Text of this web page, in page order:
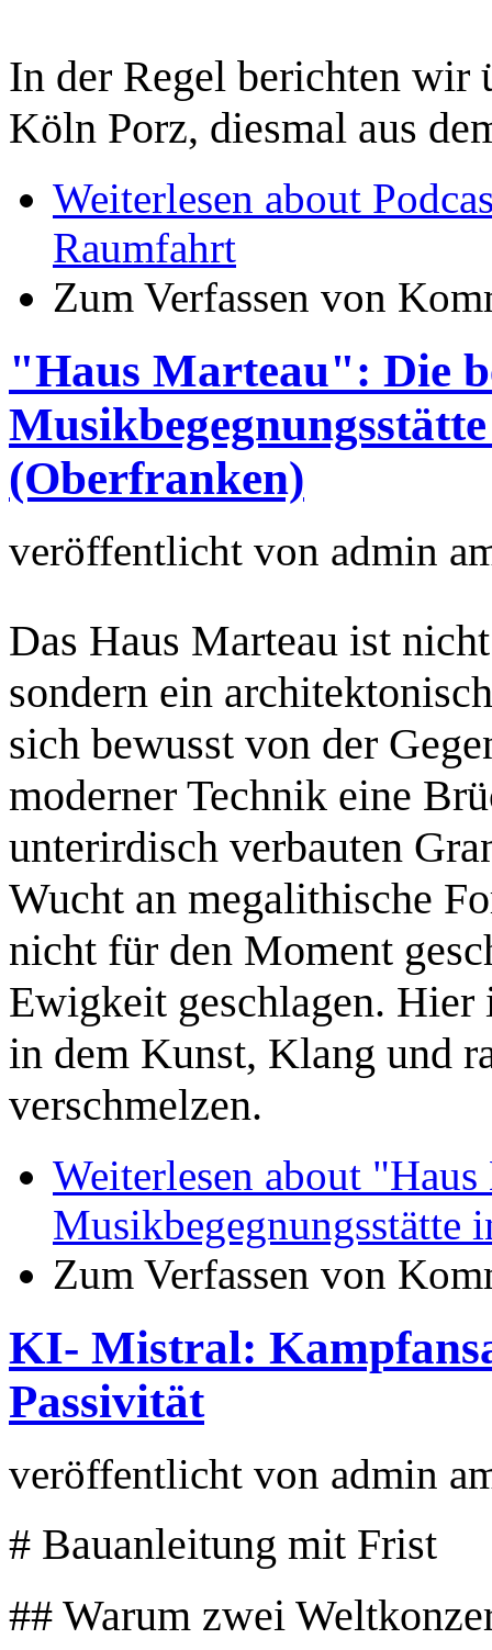
In der Regel berichten wir
Köln Porz, diesmal aus
Weiterlesen about
Raumfahrt
Zum Verfassen von
"Haus Marteau": Die
(Oberfranken)
veröffentlicht von admin
Das Haus Marteau ist
sondern ein
sich bewusst von der
moderner Technik eine
unterirdisch verbauten
Wucht an megalithische
nicht für den Moment
Ewigkeit geschlagen. Hier
in dem Kunst, Klang und
verschmelzen.
Weiterlesen about "Haus
Musikbegegnungsstätte
Zum Verfassen von
KI- Mistral:
Passivität
veröffentlicht von admin
# Bauanleitung mit Frist
## Warum zwei